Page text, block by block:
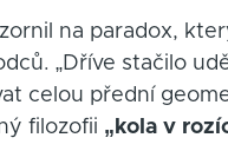
na paradox,
„Dříve stačilo
celou přední
filozofii „kola v